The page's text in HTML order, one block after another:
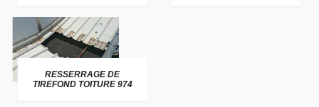
RESSERRAGE DE
TIREFOND TOITURE 974